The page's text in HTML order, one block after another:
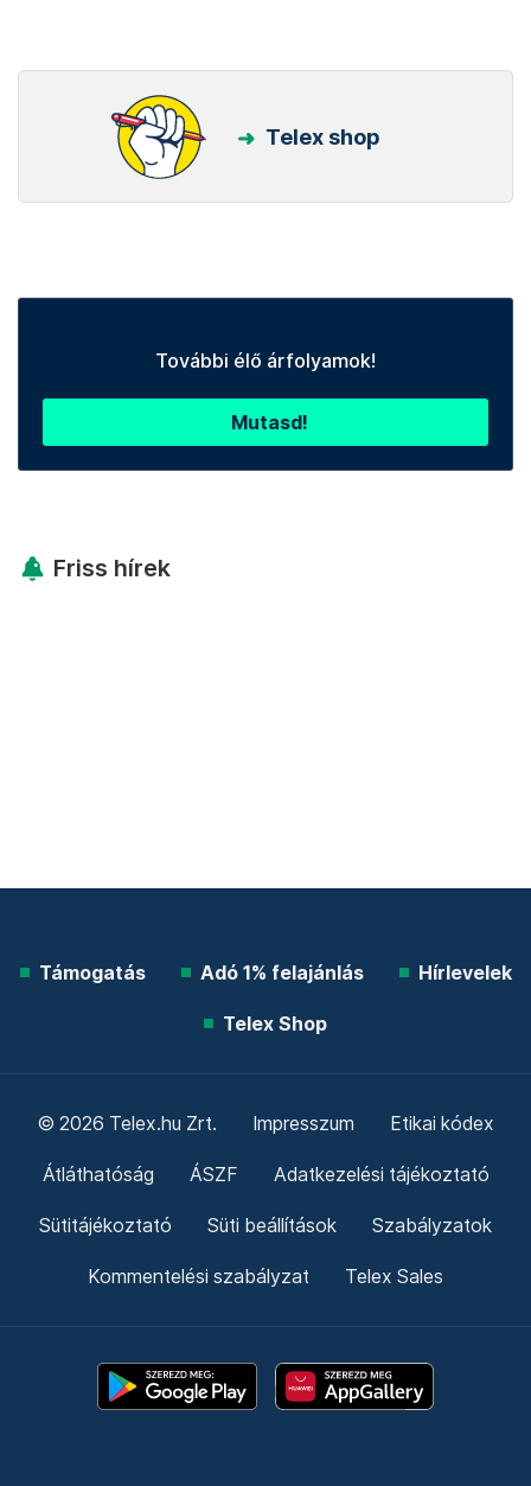
Telex shop
További élő árfolyamok!
Mutasd!
Friss hírek
Támogatás Adó 1% felajánlás Hírlevelek
Telex Shop
© 2026 Telex.hu Zrt. Impresszum Etikai kódex
Átláthatóság ÁSZF Adatkezelési tájékoztató
Sütitájékoztató Süti beállítások Szabályzatok
Kommentelési szabályzat Telex Sales